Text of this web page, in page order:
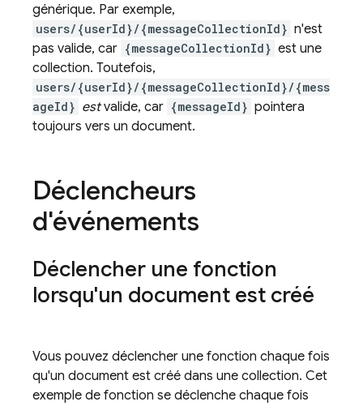
générique. Par exemple,
users/{userId}/{messageCollectionId} n'est
pas valide, car {messageCollectionId} est une
collection. Toutefois,
users/{userId}/{messageCollectionId}/{mess
ageId} estvalide, car {messageId} pointera
toujours vers un document.
Déclencheurs
d'événements
Déclencher une fonction
lorsqu'un document est créé
Vous pouvez déclencher une fonction chaque fois
qu'un document est créé dans une collection. Cet
exemple de fonction se déclenche chaque fois